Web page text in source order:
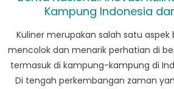
Kampung Indonesia
Kuliner merupakan salah satu
mencolok dan menarik perhatian di
termasuk di kampung-kampung di
Di tengah perkembangan zaman